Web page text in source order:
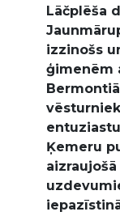
Lāčplēša
izzinošs
ģimenēm
Ķemeru